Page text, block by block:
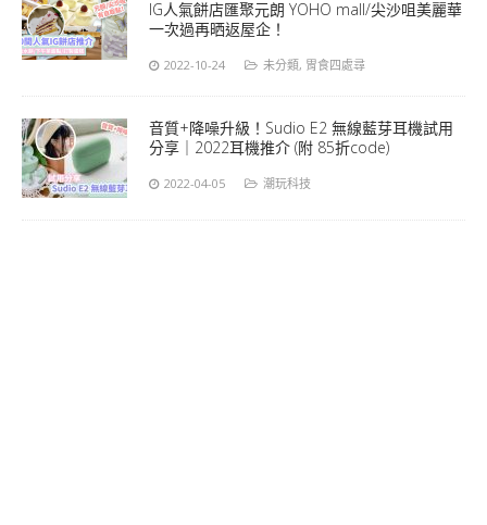
IG人氣餅店匯聚元朗 YOHO mall/尖沙咀美麗華
一次過再晒返屋企！
2022-10-24 未分類, 胃食四處尋
音質+降噪升級！Sudio E2 無線藍芽耳機試用
分享｜2022耳機推介 (附 85折code)
2022-04-05 潮玩科技